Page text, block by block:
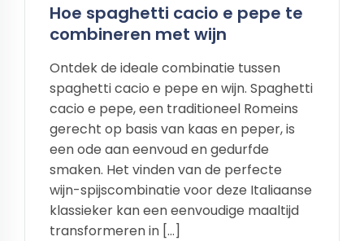
Hoe spaghetti cacio e pepe te
combineren met wijn
Ontdek de ideale combinatie tussen
spaghetti cacio e pepe en wijn. Spaghetti
cacio e pepe, een traditioneel Romeins
gerecht op basis van kaas en peper, is
een ode aan eenvoud en gedurfde
smaken. Het vinden van de perfecte
wijn-spijscombinatie voor deze Italiaanse
klassieker kan een eenvoudige maaltijd
transformeren in […]